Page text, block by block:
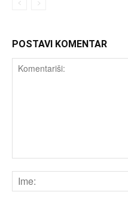
POSTAVI KOMENTAR